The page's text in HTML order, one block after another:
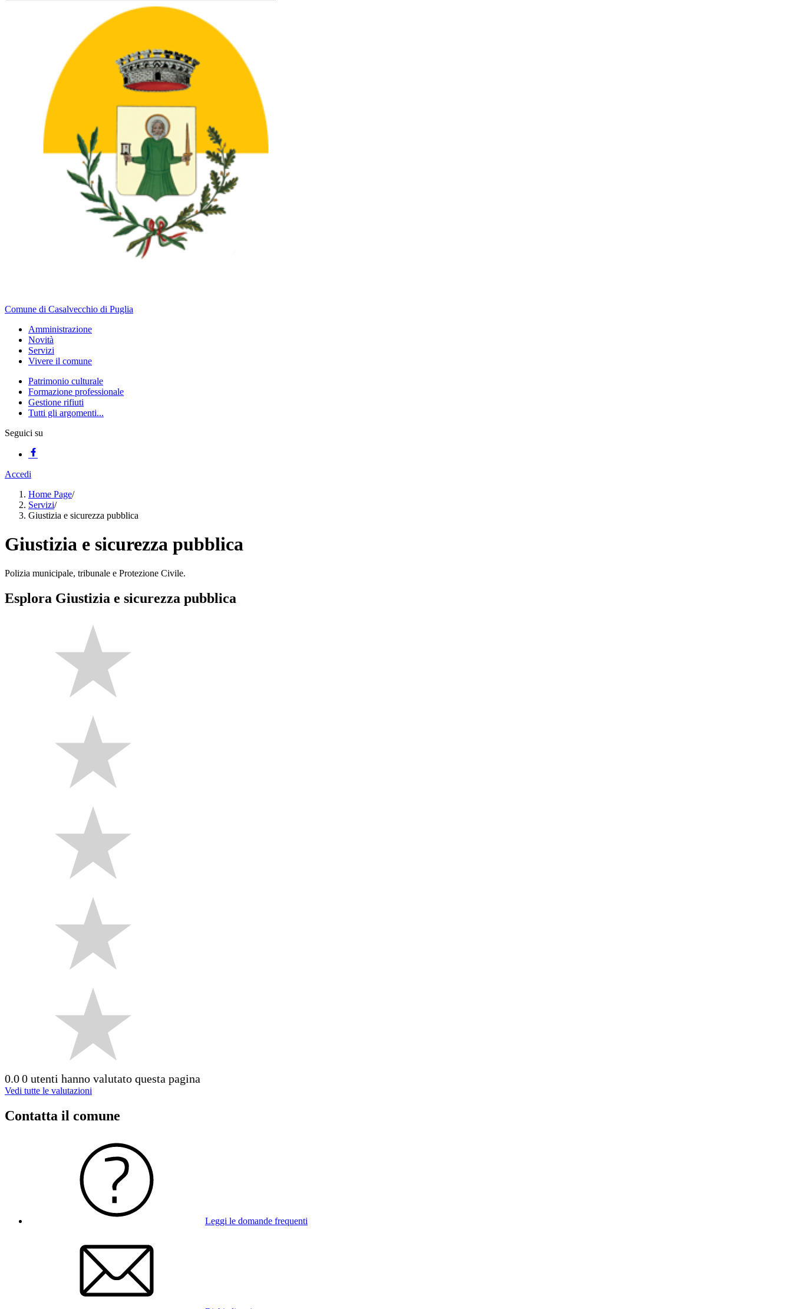
Comune di Casalvecchio di Puglia
Amministrazione
Novità
Servizi
Vivere il comune
Patrimonio culturale
Formazione professionale
Gestione rifiuti
Tutti gli argomenti...
Seguici su
Accedi
Home Page/
Servizi/
Giustizia e sicurezza pubblica
Giustizia e sicurezza pubblica
Polizia municipale, tribunale e Protezione Civile.
Esplora Giustizia e sicurezza pubblica
0.00 utenti hanno valutato questa pagina
Vedi tutte le valutazioni
Contatta il comune
Leggi le domande frequenti